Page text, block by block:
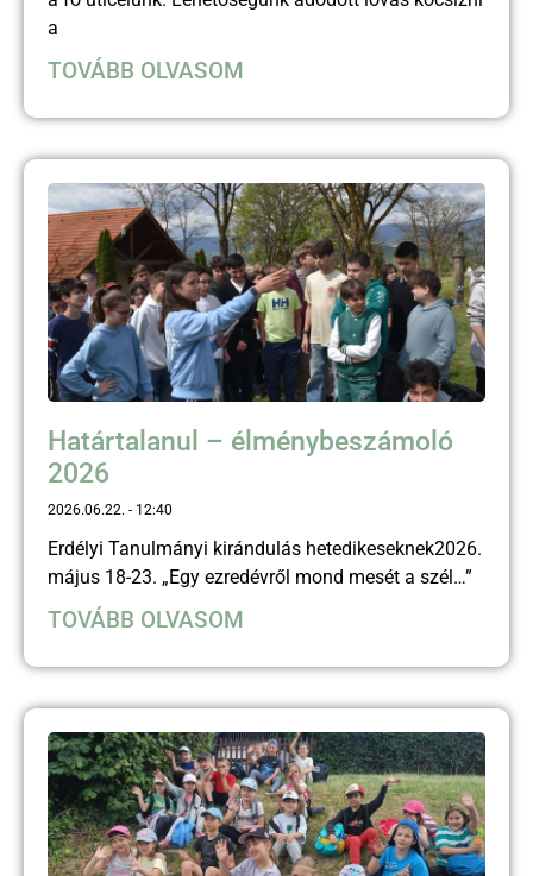
a
TOVÁBB OLVASOM
Határtalanul – élménybeszámoló
2026
2026.06.22. 12:40
Erdélyi Tanulmányi kirándulás hetedikeseknek2026.
május 18-23. „Egy ezredévről mond mesét a szél…”
TOVÁBB OLVASOM